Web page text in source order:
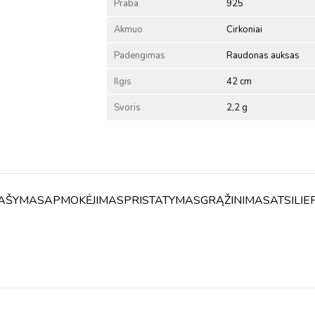
Praba 925
Akmuo Cirkoniai
Padengimas Raudonas auksas
Ilgis 42 cm
Svoris 2,2 g
APMOKĖJIMASPRISTATYMASGRĄŽINIMAS